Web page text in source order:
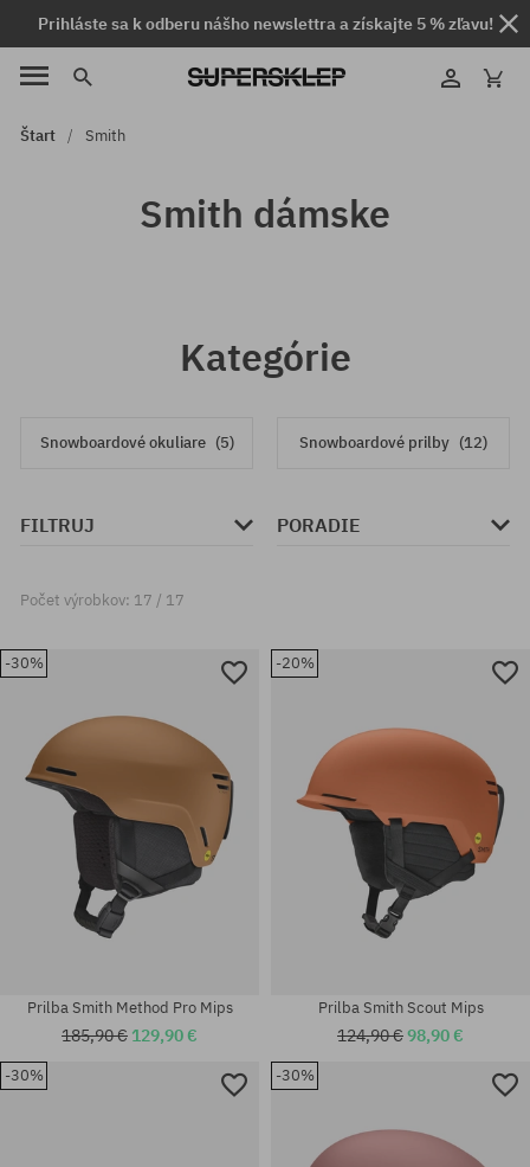
Prihláste sa k odberu nášho newslettra a získajte 5 % zľavu!
Štart Smith
Smith dámske
Kategórie
Snowboardové okuliare (5) Snowboardové prilby (12)
FILTRUJ PORADIE
Počet výrobkov: 17 / 17
-30%
Prilba Smith Method Pro Mips
185,90 € 129,90 €
-20%
Prilba Smith Scout Mips
124,90 €98,90 €
-30% -30%